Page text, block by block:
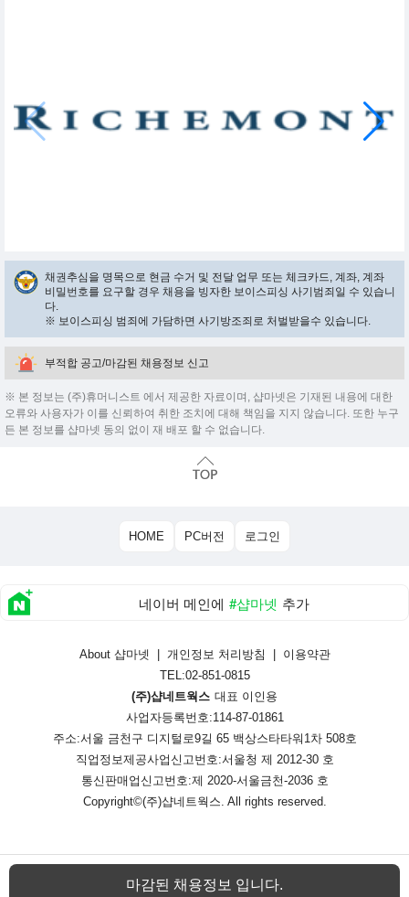
채권추심을 명목으로 현금 수거 및 전달 업무 또는 체크카드, 계좌, 계좌
비밀번호를 요구할 경우 채용을 빙자한 보이스피싱 사기범죄일 수 있습니
다.
※ 보이스피싱 범죄에 가담하면 사기방조죄로 처벌받을수 있습니다.
부적합 공고/마감된 채용정보 신고
※ 본 정보는 (주)휴머니스트 에서 제공한 자료이며, 샵마넷은 기재된 내용에 대한
오류와 사용자가 이를 신뢰하여 취한 조치에 대해 책임을 지지 않습니다. 또한 누구
든 본 정보를 샵마넷 동의 없이 재 배포 할 수 없습니다.
마감된 채용정보 입니다.
HOME PC버전 로그인
네이버 메인에 #샵마넷 추가
About 샵마넷 개인정보 처리방침
이용약관
TEL:02-851-0815
(주)샵네트웍스 대표 이인용
사업자등록번호:114-87-01861
주소:서울 금천구 디지털로9길 65 백상스타타워1차 508호
직업정보제공사업신고번호:서울청 제 2012-30 호
통신판매업신고번호:제 2020-서울금천-2036 호
Copyright©(주)샵네트웍스. All rights reserved.